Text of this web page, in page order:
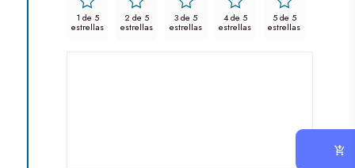
1 de 5
estrellas
2 de 5
estrellas
3 de 5
estrellas
4 de 5
estrellas
5 de 5
estrellas